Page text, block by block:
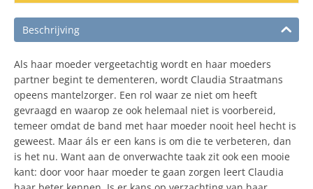
Beschrijving
Als haar moeder vergeetachtig wordt en haar moeders
partner begint te dementeren, wordt Claudia Straatmans
opeens mantelzorger. Een rol waar ze niet om heeft
gevraagd en waarop ze ook helemaal niet is voorbereid,
temeer omdat de band met haar moeder nooit heel hecht is
geweest. Maar áls er een kans is om die te verbeteren, dan
is het nu. Want aan de onverwachte taak zit ook een mooie
kant: door voor haar moeder te gaan zorgen leert Claudia